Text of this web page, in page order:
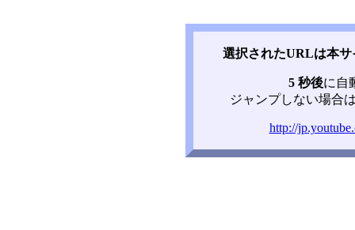
選択されたURLは本
5 秒後に自
ジャンプしない場合
http://